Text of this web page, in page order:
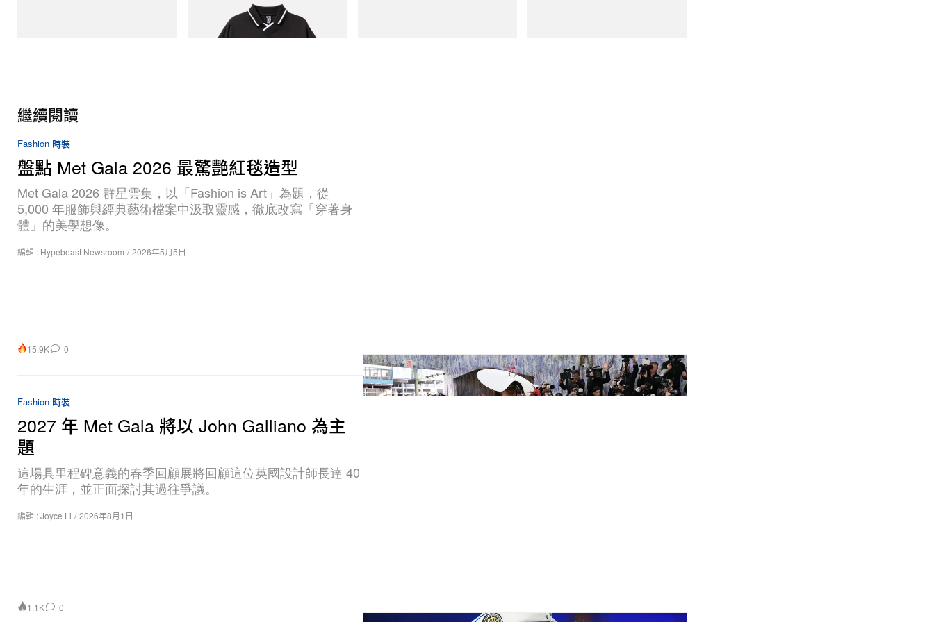
立即購入
繼續閱讀
Fashion 時裝
盤點 Met Gala 2026 最驚艷紅毯造型
Met Gala 2026 群星雲集，以「Fashion is Art」為題，從
5,000 年服飾與經典藝術檔案中汲取靈感，徹底改寫「穿著身
體」的美學想像。
編輯 : Hypebeast Newsroom / 2026年5月5日
15.9K 0
Fashion 時裝
2027 年 Met Gala 將以 John Galliano 為主
題
這場具里程碑意義的春季回顧展將回顧這位英國設計師長達 40
年的生涯，並正面探討其過往爭議。
編輯 :Joyce Li / 2026年8月1日
1.1K 0